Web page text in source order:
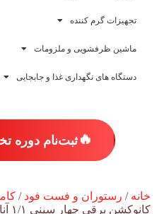
تجهیزات گرم کننده
ماشین ظرفشویی و ملزومات
دستگاه های نگهداری غذا و جابجایی
🔥ثبت‌نام دوره
خانه / رستوران و فست فود /